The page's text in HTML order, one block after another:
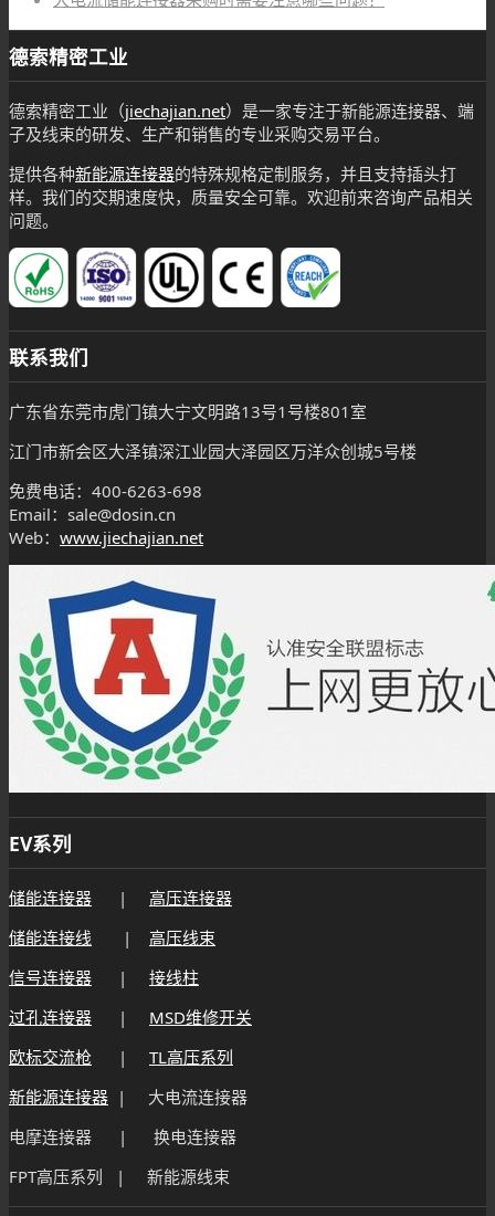
德索精密工业
德索精密工业（jiechajian.net）是一家专注于新能源连接器、端
子及线束的研发、生产和销售的专业采购交易平台。
提供各种新能源连接器的特殊规格定制服务，并且支持插头打
样。我们的交期速度快，质量安全可靠。欢迎前来咨询产品相关
问题。
联系我们
广东省东莞市虎门镇大宁文明路13号1号楼801室
江门市新会区大泽镇深江业园大泽园区万洋众创城5号楼
免费电话：400-6263-698
Email：sale@dosin.cn
Web： www.jiechajian.net
EV系列
储能连接器 | 高压连接器
储能连接线 | 高压线束
信号连接器 | 接线柱
过孔连接器 | MSD维修开关
欧标交流枪 | TL高压系列
新能源连接器 | 大电流连接器
电摩连接器 | 换电连接器
FPT高压系列 | 新能源线束